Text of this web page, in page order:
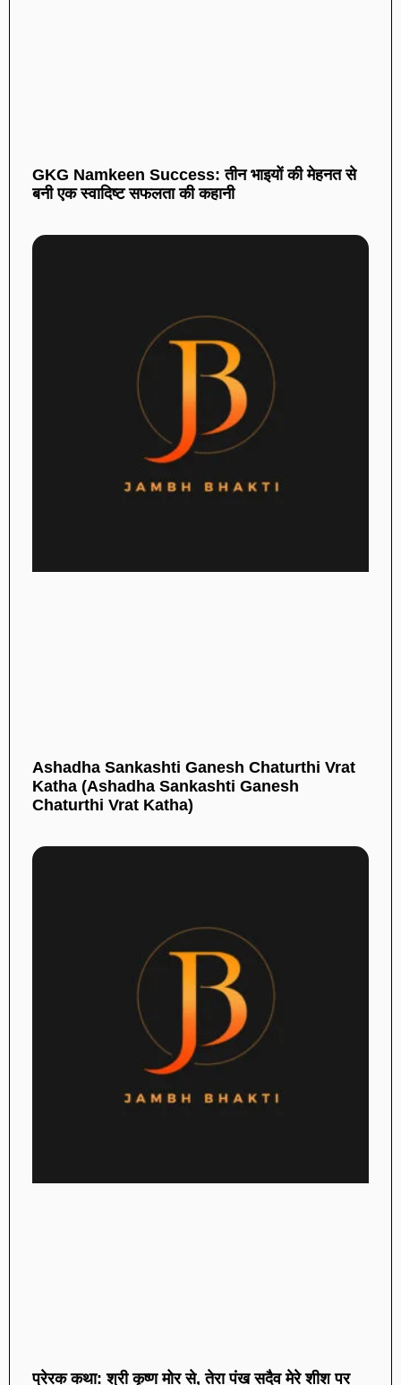
GKG Namkeen Success: तीन भाइयों की मेहनत से
बनी एक स्वादिष्ट सफलता की कहानी
Ashadha Sankashti Ganesh Chaturthi Vrat
Katha (Ashadha Sankashti Ganesh
Chaturthi Vrat Katha)
प्रेरक कथा: श्री कृष्ण मोर से, तेरा पंख सदैव मेरे शीश पर